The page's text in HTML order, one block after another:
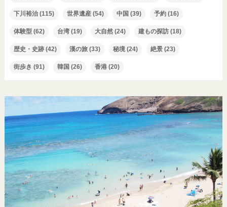
下川裕治(115) 世界遺産(54) 中国 (39) 予約(16)
体験型(62) 台湾(19) 大自然(24) 建もの探訪(18)
歴史・史跡(42) 漢の旅(33) 秘境(24) 絶景(23)
街歩き (91) 韓国 (26) 香港(20)